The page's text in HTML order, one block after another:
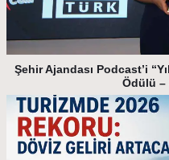
Şehir Ajandası Podcast’i
Ödülü –